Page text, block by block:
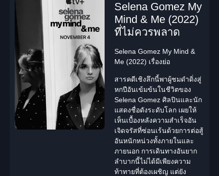
Selena Gomez My
Mind & Me (2022)
ที่ไม่ควรพลาด
Selena Gomez My Mind &
Me (2022) เรื่องย่อ
สารคดีเชิงลึกนี้พาผู้ชมดำดิ่งสู่
หกปีอันเข้มข้นในชีวิตของ
Selena Gomez ศิลปินและนัก
แสดงชื่อดังระดับโลก เผยให้
เห็นเบื้องหลังความสำเร็จอัน
เจิดจรัสที่ซ่อนเร้นด้วยการต่อสู้
อันหนักหน่วงทั้งภายในและ
ภายนอก การเดินทางอันยาก
ลำบากนี้ไม่ได้มีเพียงความ
ท้าทายที่ต้องเผชิญ แต่ยัง